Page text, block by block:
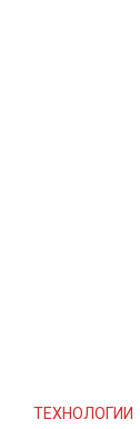
ТЕХНОЛОГИИ